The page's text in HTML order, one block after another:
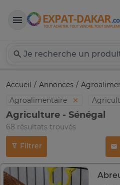
Expat-
Accueil Annonces
Agroalimentaire
Agriculture - Sénégal
68 résultats trouvés
Filtrer